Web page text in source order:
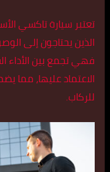
تعتبر سيارة تاكسي
الذين يحتاجون إلى
فهي تجمع بين الأداء
الاعتماد عليها، مما
للركاب.